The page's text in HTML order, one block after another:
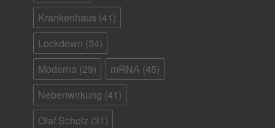
Krankenhaus (41)
Lockdown (34)
Moderna (29) mRNA (45)
Nebenwirkung (41)
Olaf Scholz (31)